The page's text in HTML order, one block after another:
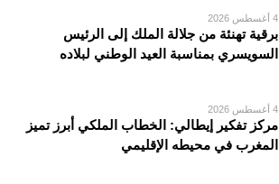
4 أغسطس 2026
برقية تهنئة من جلالة الملك إلى الرئيس
السويسري بمناسبة العيد الوطني لبلاده
4 أغسطس 2026
مركز تفكير إيطالي: الخطاب الملكي أبرز تميز
المغرب في محيطه الإقليمي